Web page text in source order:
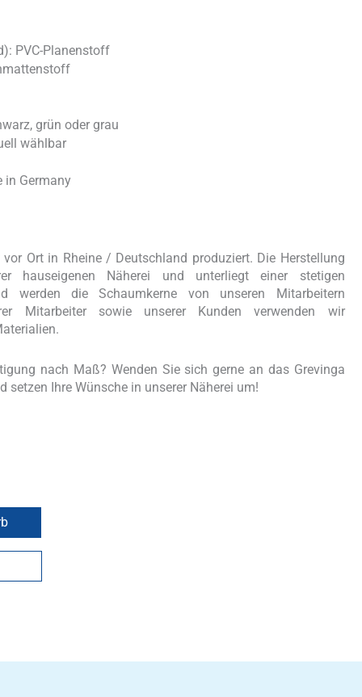
PVC-Planenstoff
grün oder grau
wählbar
in Germany
vor Ort in Rheine / Deutschland produziert. Die Herstellung
hauseigenen Näherei und unterliegt einer stetigen
werden die Schaumkerne von unseren Mitarbeitern
Mitarbeiter sowie unserer Kunden verwenden wir
nach Maß? Wenden Sie sich gerne an das Grevinga
setzen Ihre Wünsche in unserer Näherei um!